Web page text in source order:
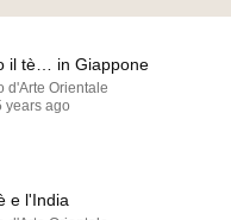
Tea | Epicurious
il tè… in Giappone
d'Arte Orientale
years ago
e l'India